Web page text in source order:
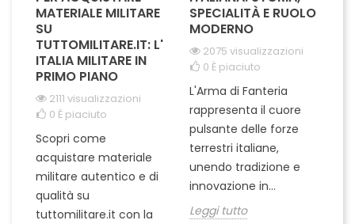
MATERIALE MILITARE
SU
TUTTOMILITARE.IT: L'
ITALIA MILITARE IN
PRIMO PIANO
2111 visualizzazioni
0 È piaciuto
Scopri come
acquistare materiale
militare autentico e di
qualità su
tuttomilitare.it con la
SPECIALITÀ E RUOLO
MODERNO
2075 visualizzazioni
0 È piaciuto
L'Arma di Fanteria
rappresenta il cuore
pulsante delle forze
terrestri italiane,
unendo tradizione e
innovazione in...
Leggi tutto